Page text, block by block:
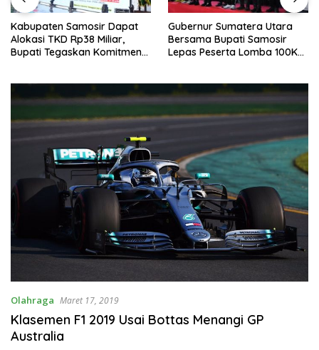
Kabupaten Samosir Dapat
Alokasi TKD Rp38 Miliar,
Bupati Tegaskan Komitmen
Gubernur Sumatera Utara
Bersama Bupati Samosir
Lepas Peserta Lomba 100K
Olahraga Maret 17, 2019
Klasemen F1 2019 Usai Bottas Menangi GP
Australia